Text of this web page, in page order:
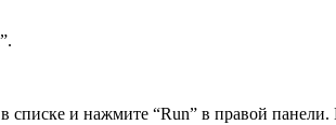
списке и нажмите “Run” в правой